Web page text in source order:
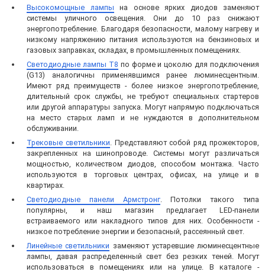
Высокомощные лампы на основе ярких диодов заменяют
системы уличного освещения. Они до 10 раз снижают
энергопотребление. Благодаря безопасности, малому нагреву и
низкому напряжению питания используются на бензиновых и
газовых заправках, складах, в промышленных помещениях.
Светодиодные лампы Т8 по форме и цоколю для подключения
(G13) аналогичны применявшимся ранее люминесцентным.
Имеют ряд преимуществ - более низкое энергопотребление,
длительный срок службы, не требуют специальных стартеров
или другой аппаратуры запуска. Могут напрямую подключаться
на место старых ламп и не нуждаются в дополнительном
обслуживании.
Трековые светильники . Представляют собой ряд прожекторов,
закрепленных на шинопроводе. Системы могут различаться
мощностью, количеством диодов, способом монтажа. Часто
используются в торговых центрах, офисах, на улице и в
квартирах.
Светодиодные панели Армстронг. Потолки такого типа
популярны, и наш магазин предлагает LED-панели
встраиваемого или накладного типов для них. Особенности -
низкое потребление энергии и безопасный, рассеянный свет.
Линейные светильники заменяют устаревшие люминесцентные
лампы, давая распределенный свет без резких теней. Могут
использоваться в помещениях или на улице. В каталоге -